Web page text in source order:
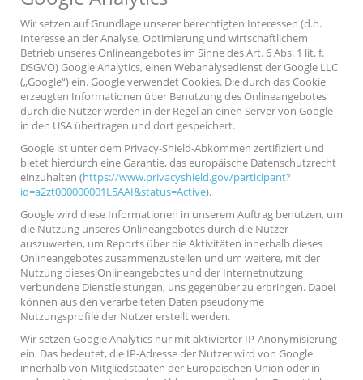
Wir setzen auf Grundlage unserer berechtigten Interessen (d.h.
Interesse an der Analyse, Optimierung und wirtschaftlichem
Betrieb unseres Onlineangebotes im Sinne des Art. 6 Abs. 1 lit. f.
DSGVO) Google Analytics, einen Webanalysedienst der Google LLC
(„Google“) ein. Google verwendet Cookies. Die durch das Cookie
erzeugten Informationen über Benutzung des Onlineangebotes
durch die Nutzer werden in der Regel an einen Server von Google
in den USA übertragen und dort gespeichert.
Google ist unter dem Privacy-Shield-Abkommen zertifiziert und
bietet hierdurch eine Garantie, das europäische Datenschutzrecht
einzuhalten (https://www.privacyshield.gov/participant?
id=a2zt000000001L5AAI&status=Active).
Google wird diese Informationen in unserem Auftrag benutzen, um
die Nutzung unseres Onlineangebotes durch die Nutzer
auszuwerten, um Reports über die Aktivitäten innerhalb dieses
Onlineangebotes zusammenzustellen und um weitere, mit der
Nutzung dieses Onlineangebotes und der Internetnutzung
verbundene Dienstleistungen, uns gegenüber zu erbringen. Dabei
können aus den verarbeiteten Daten pseudonyme
Nutzungsprofile der Nutzer erstellt werden.
Wir setzen Google Analytics nur mit aktivierter IP-Anonymisierung
ein. Das bedeutet, die IP-Adresse der Nutzer wird von Google
innerhalb von Mitgliedstaaten der Europäischen Union oder in